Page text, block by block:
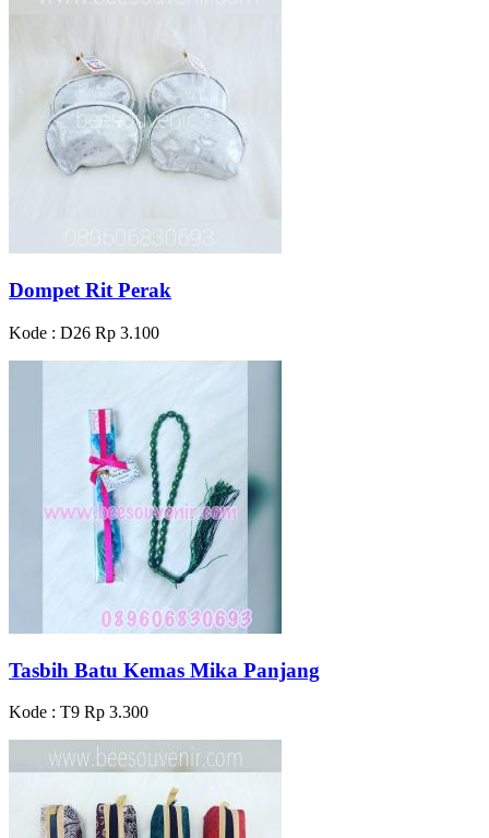
Dompet Rit Perak
Kode : D26 Rp 3.100
Tasbih Batu Kemas Mika Panjang
Kode : T9 Rp 3.300